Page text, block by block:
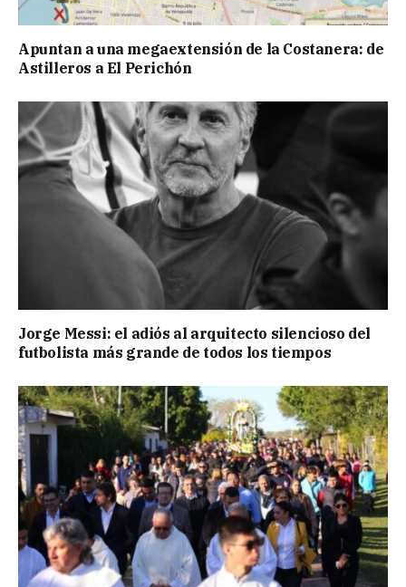
Apuntan a una megaextensión de la Costanera: de
Astilleros a El Perichón
Jorge Messi: el adiós al arquitecto silencioso del
futbolista más grande de todos los tiempos